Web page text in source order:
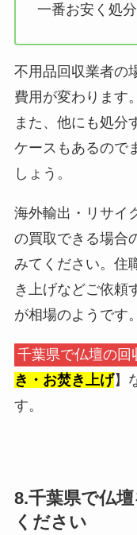
一番お安く処
不用品回収業者の
費用が変わります。
また、他にも処分
ケースもあるので
しょう。
海外輸出・リサイ
の買取できる場合
みてください。住
き上げなどご依頼
が相場のようです。
千葉県で仏壇の回
き・お焚き上げ】
す。
8.千葉県で仏
ください